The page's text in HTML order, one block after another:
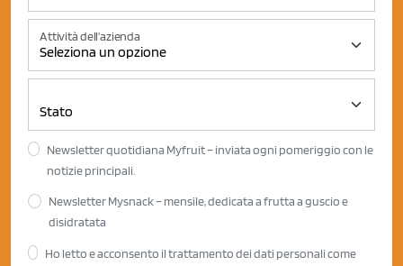
Attività dell'azienda
Newsletter quotidiana Myfruit – inviata ogni pomeriggio con le
notizie principali.
Newsletter Mysnack – mensile, dedicata a frutta a guscio e
disidratata
Ho letto e acconsento il trattamento dei dati personali come